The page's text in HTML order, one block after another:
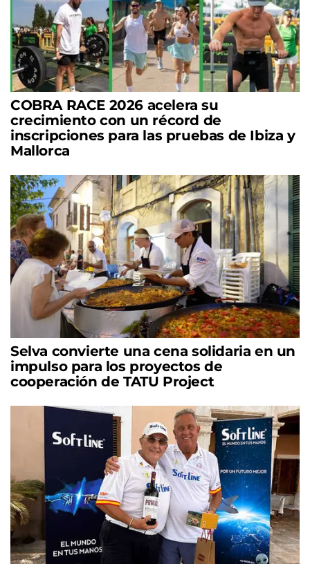
COBRA RACE 2026 acelera su
crecimiento con un récord de
inscripciones para las pruebas de Ibiza y
Mallorca
Selva convierte una cena solidaria en un
impulso para los proyectos de
cooperación de TATU Project